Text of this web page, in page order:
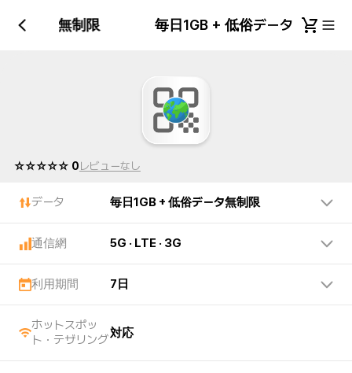
データ無制限 毎日1GB + 低俗データ無制限
☆☆☆☆☆ 0レビューなし
データ 毎日1GB + 低俗データ無制限
通信網 5G · LTE · 3G
利用期間 7日
ホットスポッ
ト・テザリング
対応